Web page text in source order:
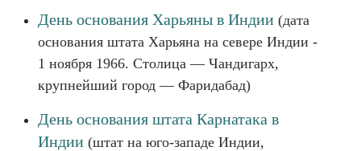
День основания Харьяны в Индии (дата
основания штата Харьяна на севере Индии -
1 ноября 1966. Столица — Чандигарх,
крупнейший город — Фаридабад)
День основания штата Карнатака в
Индии (штат на юго-западе Индии,